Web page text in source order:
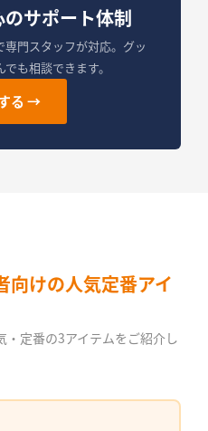
サポート体制
門スタッフが対応。グッ
も相談できます。
る →
向けの人気定番アイ
定番の3アイテムをご紹介し